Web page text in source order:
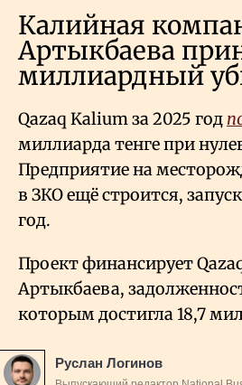
Калийная
Артыкбаева
миллиардный
Qazaq Kalium за 2025 год
миллиарда тенге при
Предприятие на
в ЗКО ещё строится,
год.
Проект финансирует
Артыкбаева,
которым достигла 18,7
Руслан Логинов